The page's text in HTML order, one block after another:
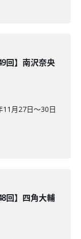
回】南沢奈央
11月27日〜30日
回】四角大輔